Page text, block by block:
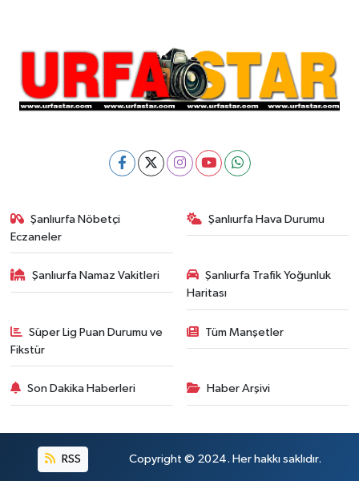
Şanlıurfa Nöbetçi
Eczaneler
Şanlıurfa Hava Durumu
Şanlıurfa Namaz Vakitleri
Şanlıurfa Trafik Yoğunluk
Haritası
Süper Lig Puan Durumu ve
Fikstür
Tüm Manşetler
Son Dakika Haberleri Haber Arşivi
RSS Copyright © 2024. Her hakkı saklıdır.